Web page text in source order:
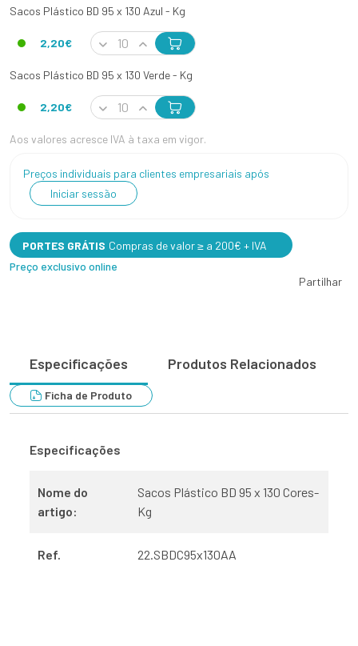
Sacos Plástico BD 95 x 130 Azul - Kg
2,20€
Sacos Plástico BD 95 x 130 Verde - Kg
2,20€
Aos valores acresce IVA à taxa em vigor.
Preços individuais para clientes empresariais após
Iniciar sessão
PORTES GRÁTIS Compras de valor ≥ a 200€ + IVA
Preço exclusivo online
Partilhar
Especificações Produtos Relacionados
Ficha de Produto
Especificações
Nome do
artigo:
Sacos Plástico BD 95 x 130 Cores-
Kg
Ref. 22.SBDC95x130AA